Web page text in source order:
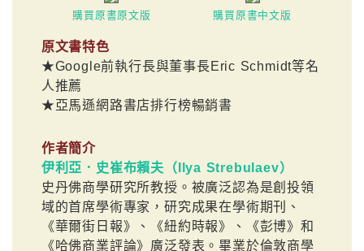
購買原書原文版 購買原書中文版
原文書特色
★Google前執行長與董事長Eric Schmidt等名
人推薦
★亞馬遜網路書店排行榜暢銷書
作者簡介
伊利亞．史崔布賴夫（Ilya Strebulaev）
史丹佛商學研究所教授。被廣泛認為是創投領
域的首席學術專家，研究成果在學術期刊、
《華爾街日報》、《紐約時報》、《彭博》和
《哈佛商業評論》廣泛發表。畢業於倫敦商學